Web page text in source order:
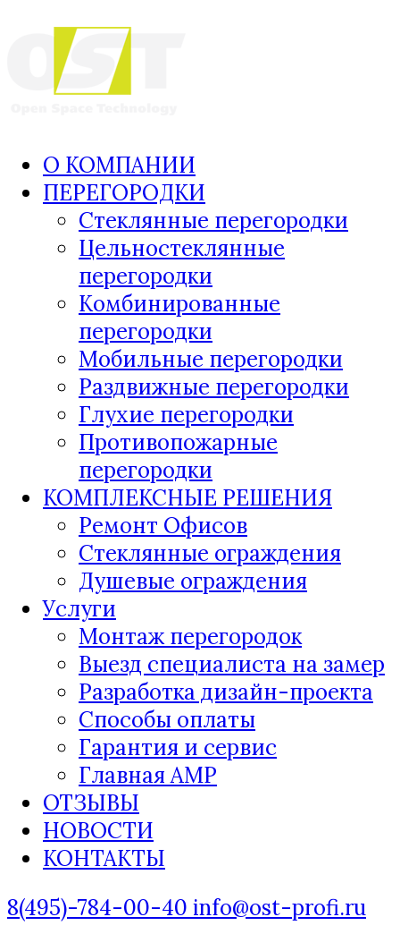
О КОМПАНИИ
ПЕРЕГОРОДКИ
Стеклянные перегородки
Цельностеклянные
перегородки
Комбинированные
перегородки
Мобильные перегородки
Раздвижные перегородки
Глухие перегородки
Противопожарные
перегородки
КОМПЛЕКСНЫЕ РЕШЕНИЯ
Ремонт Офисов
Стеклянные ограждения
Душевые ограждения
Услуги
Монтаж перегородок
Выезд специалиста на замер
Разработка дизайн-проекта
Способы оплаты
Гарантия и сервис
Главная AMP
ОТЗЫВЫ
НОВОСТИ
КОНТАКТЫ
8(495)-784-00-40 info@ost-profi.ru